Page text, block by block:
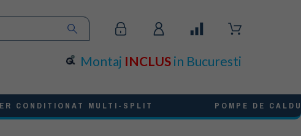
Montaj INCLUSin Bucuresti
CONDITIONAT MULTI-SPLIT POMPE DE